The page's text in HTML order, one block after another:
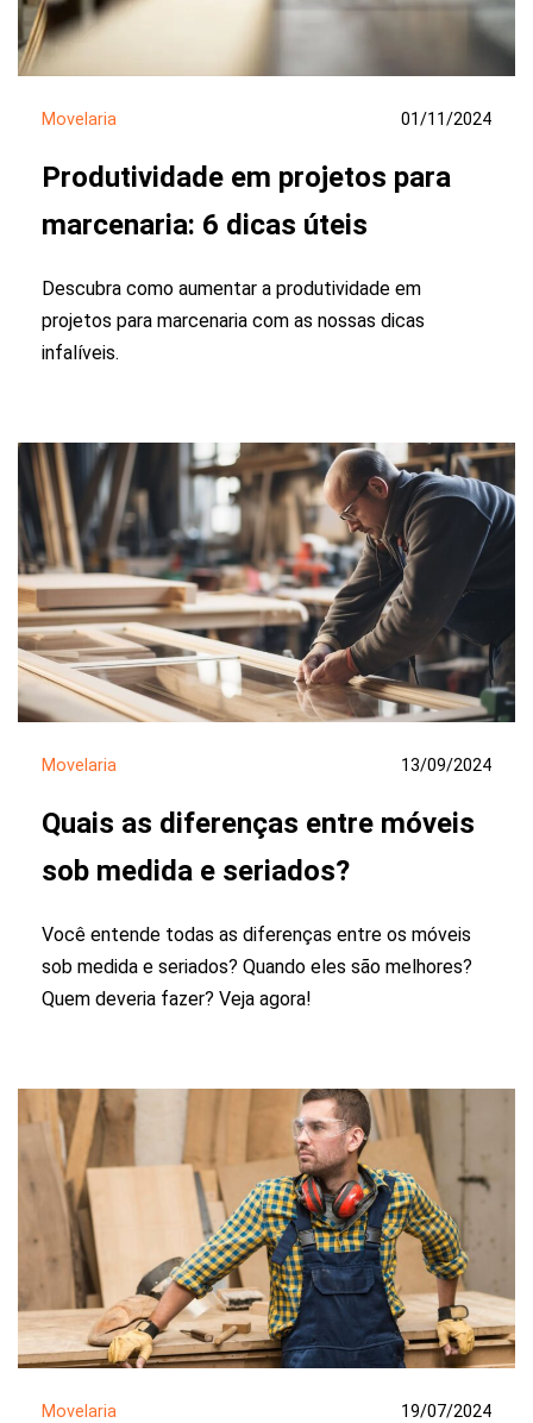
Movelaria 01/11/2024
Produtividade em projetos para
marcenaria: 6 dicas úteis
Descubra como aumentar a produtividade em
projetos para marcenaria com as nossas dicas
infalíveis.
Movelaria 13/09/2024
Quais as diferenças entre móveis
sob medida e seriados?
Você entende todas as diferenças entre os móveis
sob medida e seriados? Quando eles são melhores?
Quem deveria fazer? Veja agora!
Movelaria 19/07/2024